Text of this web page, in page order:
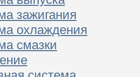
зажигания
охлаждения
смазки